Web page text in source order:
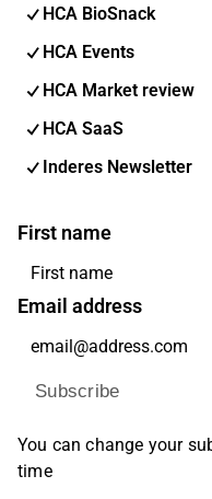
HCA BioSnack
HCA Events
HCA Market review
HCA SaaS
Inderes Newsletter
First name
Email address
Subscribe
You can change your
time